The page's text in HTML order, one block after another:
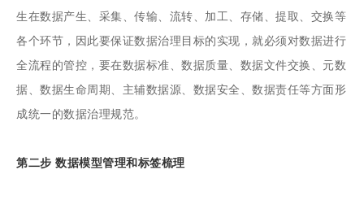
生在数据产生、采集、传输、流转、加工、存储、提取、交换等
各个环节，因此要保证数据治理目标的实现，就必须对数据进行
全流程的管控，要在数据标准、数据质量、数据文件交换、元数
据、数据生命周期、主辅数据源、数据安全、数据责任等方面形
成统一的数据治理规范。
第二步 数据模型管理和标签梳理